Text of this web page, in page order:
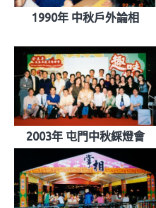
1990年 中秋戶外論相
2003年 屯門中秋綵燈會